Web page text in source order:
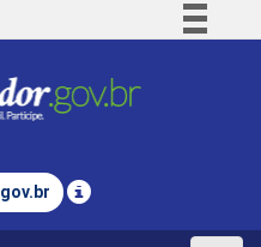
Comunica BR
Legislação
gov.br